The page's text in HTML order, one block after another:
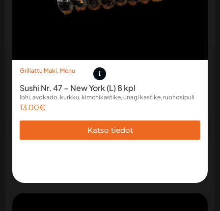
Grillattu Maki, Menu
Sushi Nr. 47 – New York (L) 8 kpl
lohi, avokado, kurkku, kimchikastike, unagi kastike, ruohosipuli
13.00€
Katso tiedot